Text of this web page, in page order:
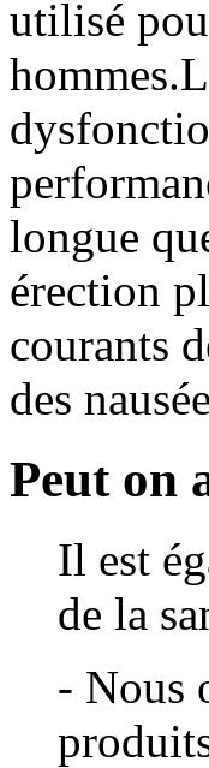
utilisé
longue
érection
courants
des
Peut on
Il est
de la
- Nous